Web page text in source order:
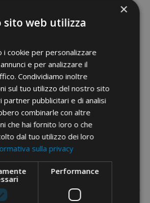
EC000046
Documenti PDF
×
sito web utilizza
i cookie per personalizzare
e per analizzare il
Condividiamo inoltre
sul tuo utilizzo del nostro sito
partner pubblicitari e di analisi
combinarle con altre
che hai fornito loro o che
dal tuo utilizzo dei loro
sulla privacy
Performance